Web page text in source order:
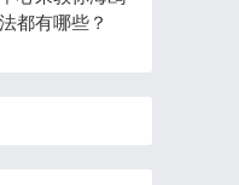
都有哪些？